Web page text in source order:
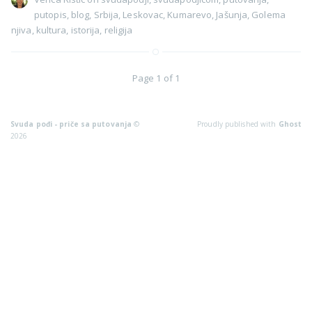
putopis blog Srbija Leskovac Kumarevo Jašunja Golema
njiva kultura istorija religija
Page 1 of 1
Svuda pođi - priče sa putovanja ©
2026
Proudly published with Ghost